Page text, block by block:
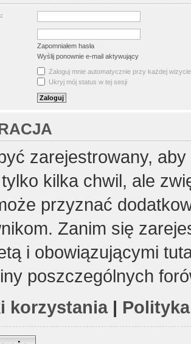
Zapomniałem hasła
Wyślij ponownie e-mail aktywujący
Zaloguj mnie automatycznie przy każdej wizycie
Ukryj mój status w tej sesji
zarejestrowany,
kilka chwil, ale
przyznać
Zanim się
i obowiązującymi
poszczególnych
korzystania|